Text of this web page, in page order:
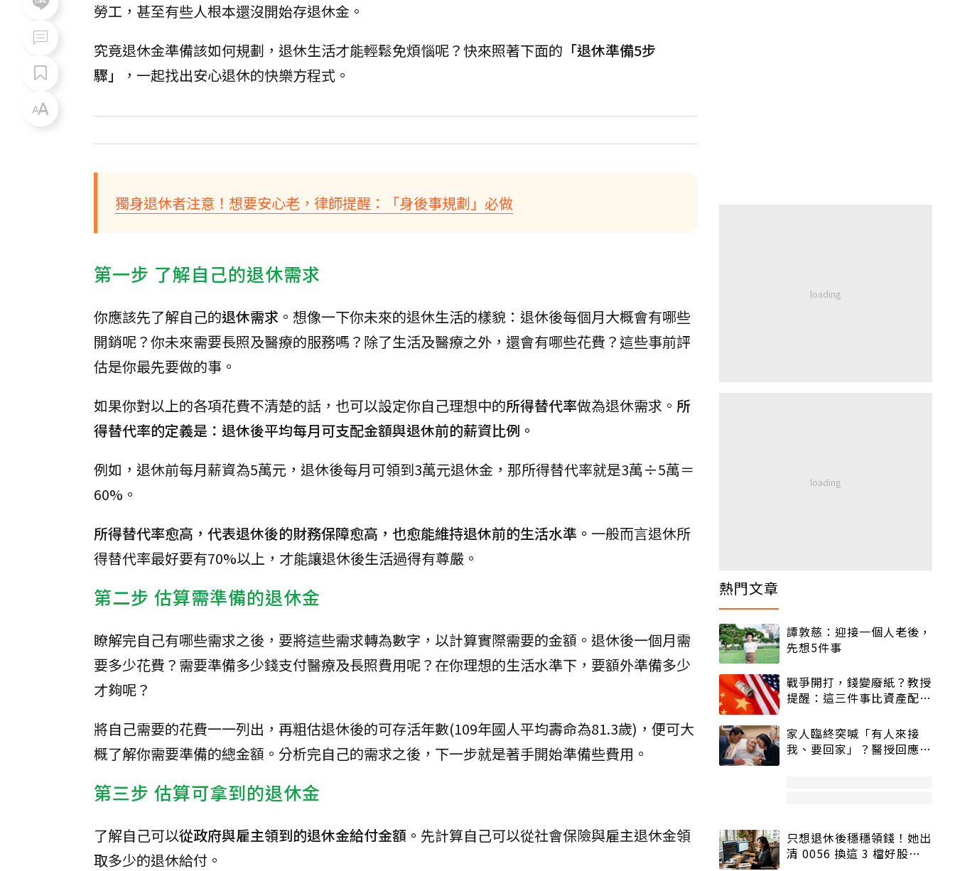
勞工，甚至有些人根本還沒開始存退休金。
究竟退休金準備該如何規劃，退休生活才能輕鬆免煩惱呢？快來照著下面的 「退休準備5步
驟」
，一起找出安心退休的快樂方程式。
獨身退休者注意！想要安心老，律師提醒：「身後事規劃」必做
第一步 了解自己的退休需求
你應該先了解自己的退休需求 。想像一下你未來的退休生活的樣貌：退休後每個月大概會有哪些
開銷呢？你未來需要長照及醫療的服務嗎？除了生活及醫療之外，還會有哪些花費？這些事前評
估是你最先要做的事。
如果你對以上的各項花費不清楚的話，也可以設定你自己理想中的所得替代率做為退休需求。 所
得替代率的定義是：退休後平均每月可支配金額與退休前的薪資比例。
例如，退休前每月薪資為5萬元，退休後每月可領到3萬元退休金，那所得替代率就是3萬÷5萬＝
60%。
所得替代率愈高，代表退休後的財務保障愈高，也愈能維持退休前的生活水準。 一般而言退休所
得替代率最好要有70%以上，才能讓退休後生活過得有尊嚴。
第二步 估算需準備的退休金
瞭解完自己有哪些需求之後，要將這些需求轉為數字，以計算實際需要的金額。退休後一個月需
要多少花費？需要準備多少錢支付醫療及長照費用呢？在你理想的生活水準下，要額外準備多少
才夠呢？
將自己需要的花費一一列出，再粗估退休後的可存活年數(109年國人平均壽命為81.3歲)，便可大
概了解你需要準備的總金額。分析完自己的需求之後，下一步就是著手開始準備些費用。
第三步 估算可拿到的退休金
了解自己可以從政府與雇主領到的退休金給付金額。 先計算自己可以從社會保險與雇主退休金領
取多少的退休給付。
熱門文章
譚敦慈：迎接一個人老後，
先想5件事
戰爭開打，錢變廢紙？教授
提醒：這三件事比資產配置
家人臨終突喊「有人來接
我、要回家」？醫授回應方
只想退休後穩穩領錢！她出
清 0056 換這 3 檔好股：